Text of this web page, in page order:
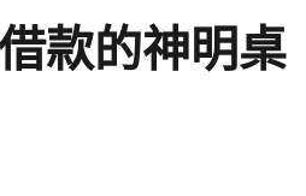
款的神明桌